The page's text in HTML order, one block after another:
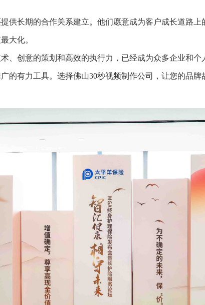
供长期的合作关系建立。他们愿意成为客户成长道路
大化。
、创意的策划和高效的执行力，已经成为众多企业和
的有力工具。选择佛山30秒视频制作公司，让您的品